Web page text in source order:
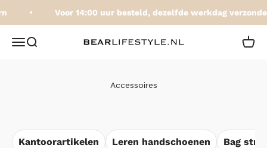
Voor 14:00 uur besteld, dezelfde werkdag verzonden
Navigatiemenu openen
Zoeken openenBEARLifestyle.nl
Accessoires
Kantoorartikelen Leren handschoenen Bag